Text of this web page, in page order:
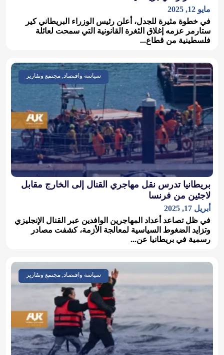
مايو 12, 2025
في خطوة مثيرة للجدل، أعلن رئيس الوزراء البريطاني كير
ستارمر عزمه إغلاق الثغرة القانونية التي سمحت لعائلة
فلسطينية من قطاع...
سياسة واقتصاد, مجتمع وتقارير
بريطانيا تدرس نقل مهاجري القنال إلى الخارج مقابل
لاجئين من فرنسا
أبريل 17, 2025
في ظل تصاعد أعداد المهاجرين الوافدين عبر القنال الإنجليزي
وتزايد الضغوط السياسية لمعالجة الأزمة، كشفت مصادر
رسمية في بريطانيا عن...
سياسة واقتصاد, مجتمع وتقارير